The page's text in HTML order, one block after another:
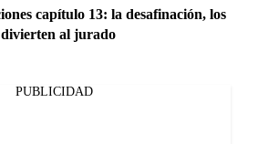
capítulo 13: la desafinación, los
divierten al jurado
PUBLICIDAD